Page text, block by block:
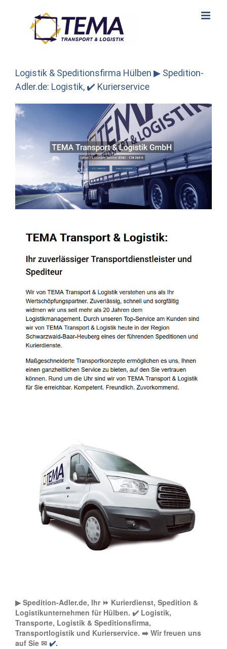
Logistik & Speditionsfirma Hülben ▶︎ Spedition-
Adler.de: Logistik, ✔️ Kurierservice
▶︎ Spedition-Adler.de, Ihr ⏩ Kurierdienst, Spedition &
Logistikunternehmen für Hülben. ✔️ Logistik,
Transporte, Logistik & Speditionsfirma,
Transportlogistik und Kurierservice. ➡️ Wir freuen uns
auf Sie ✉ ✔️.